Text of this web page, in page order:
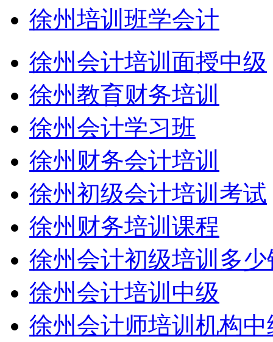
徐州培训班学会计
徐州会计培训面授中级
徐州教育财务培训
徐州会计学习班
徐州财务会计培训
徐州初级会计培训考试
徐州财务培训课程
徐州会计初级培训多少
徐州会计培训中级
徐州会计师培训机构中